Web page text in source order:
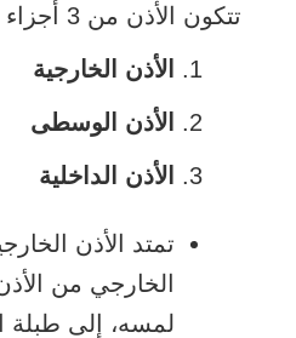
تتكون الأذن من 3 أجزاء رئيسية:
الأذن الخارجية
الأذن الوسطى
الأذن الداخلية
تمتد الأذن
الخارجي من
لمسه، إلى طبلة